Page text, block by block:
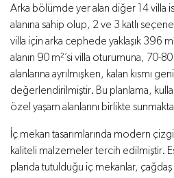
Arka bölümde yer alan diğer 14 villa
alanına sahip olup, 2 ve 3 katlı
villa için arka cephede yaklaşık 396
alanın 90 m²’si villa oturumuna, 70-80
alanlarına ayrılmışken, kalan kısmı
değerlendirilmiştir. Bu planlama,
özel yaşam alanlarını birlikte
İç mekan tasarımlarında modern
kaliteli malzemeler tercih edilmiştir.
planda tutulduğu iç mekanlar, çağdaş